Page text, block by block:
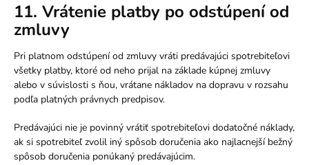
11. Vrátenie platby po odstúpení od
zmluvy
Pri platnom odstúpení od zmluvy vráti predávajúci spotrebiteľovi
všetky platby, ktoré od neho prijal na základe kúpnej zmluvy
alebo v súvislosti s ňou, vrátane nákladov na dopravu v rozsahu
podľa platných právnych predpisov.
Predávajúci nie je povinný vrátiť spotrebiteľovi dodatočné náklady,
ak si spotrebiteľ zvolil iný spôsob doručenia ako najlacnejší bežný
spôsob doručenia ponúkaný predávajúcim.